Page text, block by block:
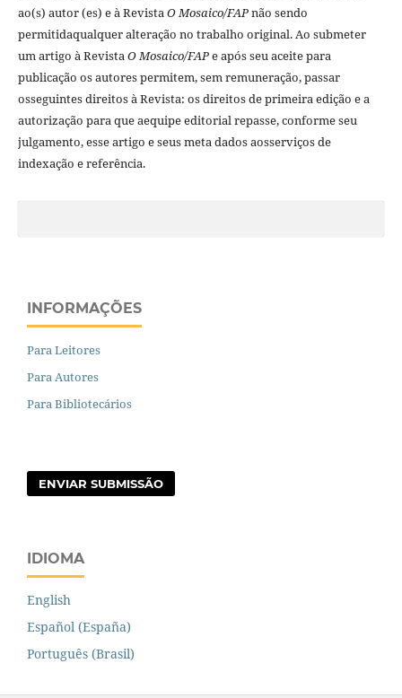
ao(s) autor (es) e à RevistaO Mosaico/FAPnão sendo
permitidaqualquer alteração no trabalho original. Ao submeter
um artigo à RevistaO Mosaico/FAPe após seu aceite para
publicação os autores permitem, sem remuneração, passar
osseguintes direitos à Revista: os direitos de primeira edição e a
autorização para que aequipe editorial repasse, conforme seu
julgamento, esse artigo e seus meta dados aosserviços de
indexação e referência.
INFORMAÇÕES
Para Leitores
Para Autores
Para Bibliotecários
ENVIAR SUBMISSÃO
IDIOMA
English
Español (España)
Português (Brasil)